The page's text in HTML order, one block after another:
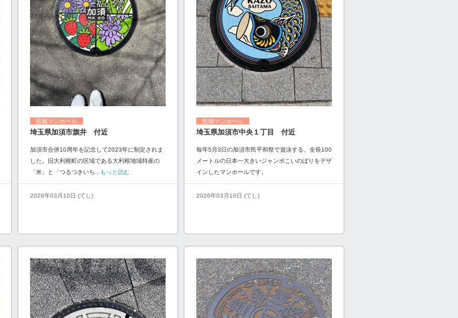
投稿マンホール
埼玉県加須市旗井 付近
加須市合併10周年を記念して2023年に制定されま
した。旧大利根町の区域である大利根地域特産の
「米」と「つるつきいち ...もっと読む
2026年03月10日 (てし)
投稿マンホール
埼玉県加須市中央１丁目 付近
毎年5月3日の加須市民平和祭で遊泳する、全長100
メートルの日本一大きいジャンボこいのぼりをデザ
インしたマンホールです。
2026年03月10日 (てし)